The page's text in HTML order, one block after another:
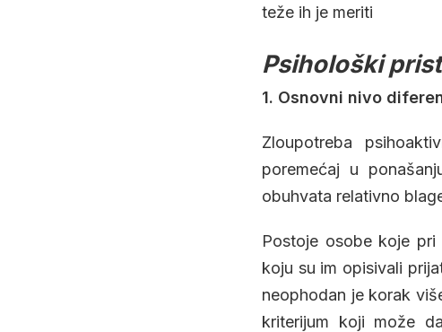
teže ih je meriti
Psihološki
1. Osnovni nivo
Zloupotreba
poremećaj u
obuhvata relativno
Postoje osobe koje
koju su im opisivali
neophodan je korak
kriterijum koji može